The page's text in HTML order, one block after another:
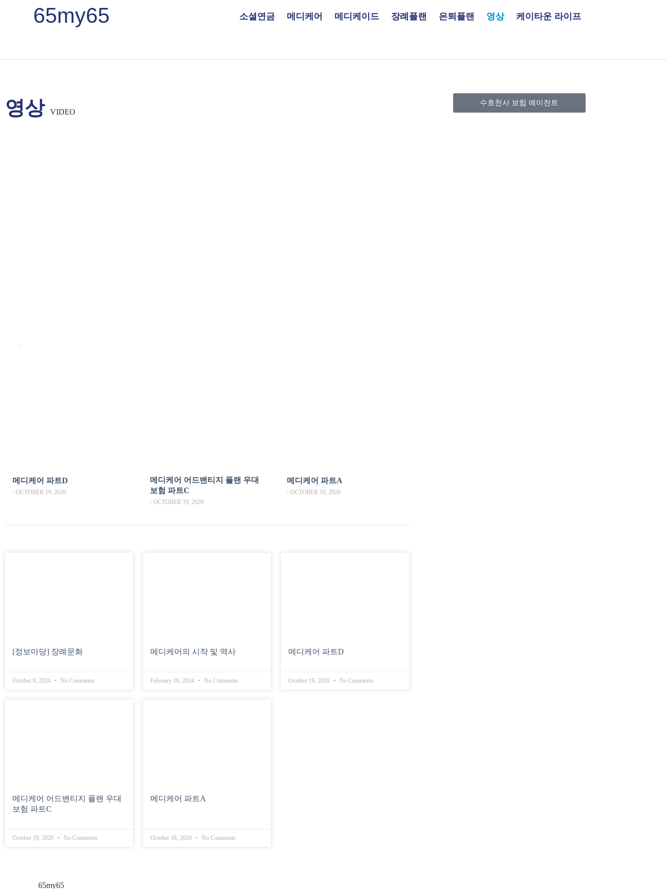
65my65 소셜연금 메디케어 메디케이드 장례플랜 은퇴플랜 영상 케이타운 라이프
영상 VIDEO
⋅
메디케어 파트D
⋅ OCTOBER 19, 2020
메디케어 어드밴티지 플랜 우대
보험 파트C
⋅ OCTOBER 19, 2020
메디케어 파트A
⋅ OCTOBER 18, 2020
[정보마당] 장례문화
October 9, 2024 No Comments
메디케어의 시작 및 역사
February 16, 2024 No Comments
메디케어 파트D
October 19, 2020 No Comments
메디케어 어드밴티지 플랜 우대
보험 파트C
October 19, 2020 No Comments
메디케어 파트A
October 18, 2020 No Comments
수호천사 보험 에이전트
65my65